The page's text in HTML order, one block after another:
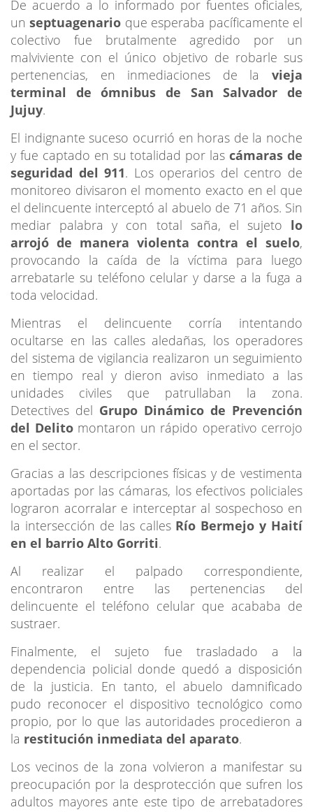
De acuerdo a lo informado por fuentes oficiales,
unseptuagenario que esperaba pacíficamente el
colectivo fue brutalmente agredido por un
malviviente con el único objetivo de robarle sus
pertenencias, en inmediaciones de la vieja
terminal de ómnibus de San Salvador de
Jujuy.
El indignante suceso ocurrió en horas de la noche
y fue captado en su totalidad por lascámaras de
seguridad del 911. Los operarios del centro de
monitoreo divisaron el momento exacto en el que
el delincuente interceptó al abuelo de 71 años. Sin
mediar palabra y con total saña, el sujeto lo
arrojó de manera violenta contra el suelo,
provocando la caída de la víctima para luego
arrebatarle su teléfono celular y darse a la fuga a
toda velocidad.
Mientras el delincuente corría intentando
ocultarse en las calles aledañas, los operadores
del sistema de vigilancia realizaron un seguimiento
en tiempo real y dieron aviso inmediato a las
unidades civiles que patrullaban la zona.
Detectives del Grupo Dinámico de Prevención
del Delitomontaron un rápido operativo cerrojo
en el sector.
Gracias a las descripciones físicas y de vestimenta
aportadas por las cámaras, los efectivos policiales
lograron acorralar e interceptar al sospechoso en
la intersección de las calles Río Bermejo y Haití
en el barrio Alto Gorriti.
Al realizar el palpado correspondiente,
encontraron entre las pertenencias del
delincuente el teléfono celular que acababa de
sustraer.
Finalmente, el sujeto fue trasladado a la
dependencia policial donde quedó a disposición
de la justicia. En tanto, el abuelo damnificado
pudo reconocer el dispositivo tecnológico como
propio, por lo que las autoridades procedieron a
la restitución inmediata del aparato.
Los vecinos de la zona volvieron a manifestar su
preocupación por la desprotección que sufren los
adultos mayores ante este tipo de arrebatadores